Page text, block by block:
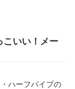
こいい！メー
ハーフパイプの